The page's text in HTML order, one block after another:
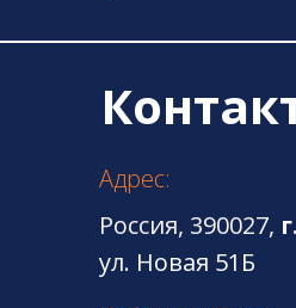
Адрес:
Россия, 390027,
ул. Новая 51Б